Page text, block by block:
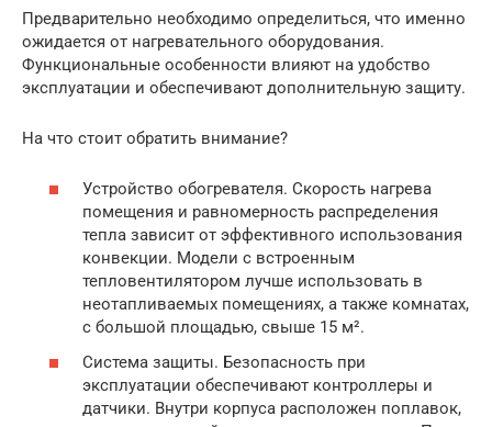
Предварительно необходимо определиться, что именно
ожидается от нагревательного оборудования.
Функциональные особенности влияют на удобство
эксплуатации и обеспечивают дополнительную защиту.
На что стоит обратить внимание?
Устройство обогревателя. Скорость нагрева
помещения и равномерность распределения
тепла зависит от эффективного использования
конвекции. Модели с встроенным
тепловентилятором лучше использовать в
неотапливаемых помещениях, а также комнатах,
с большой площадью, свыше 15 м².
Система защиты. Безопасность при
эксплуатации обеспечивают контроллеры и
датчики. Внутри корпуса расположен поплавок,